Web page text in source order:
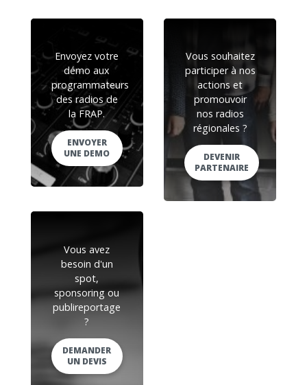
Envoyez votre
démo aux
programmateurs
des radios de
la FRAP.
ENVOYER
UNE DEMO
Vous souhaitez
participer à nos
actions et
promouvoir
nos radios
régionales ?
DEVENIR
PARTENAIRE
Vous avez
besoin d'un
spot,
sponsoring ou
publireportage
?
DEMANDER
UN DEVIS